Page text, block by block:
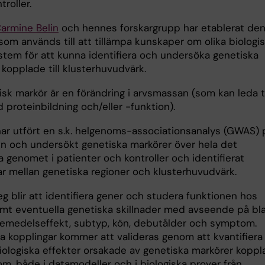
Belin och hennes forskargrupp har etablerat
används till att tillämpa kunskaper om olika
för att kunna identifiera och undersöka genetiska
kopplade till klusterhuvudvärk.
markör är en förändring i arvsmassan (som kan leda
proteinbildning och/eller -funktion).
utfört en s.k. helgenoms-associationsanalys (GWAS)
och undersökt genetiska markörer över hela det
genomet i patienter och kontroller och identifierat
mellan genetiska regioner och klusterhuvudvärk.
blir att identifiera gener och studera funktionen hos
eventuella genetiska skillnader med avseende på
subtyp, kön, debutålder och symptom.
kopplingar kommer att valideras genom att kvantifiera
effekter orsakade av genetiska markörer